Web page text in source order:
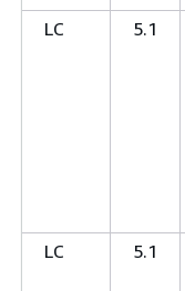
LC
5.1
LC
5.1